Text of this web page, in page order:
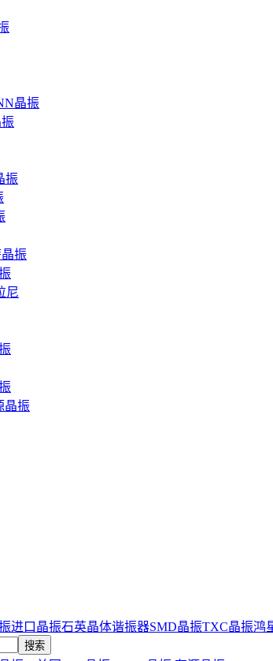
晶振
振
振
晶振
尼
晶振
进口晶振石英晶体谐振器SMD晶振TXC晶振鸿